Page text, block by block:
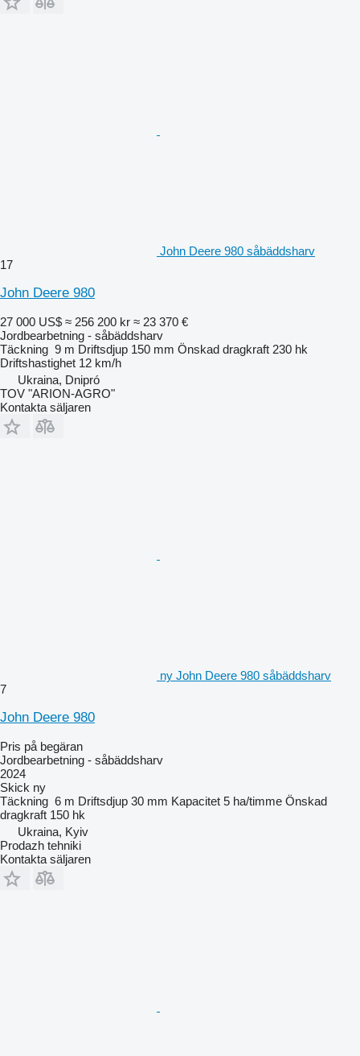
John Deere 980 såbäddsharv
17
John Deere 980
27 000 US$ ≈ 256 200 kr ≈ 23 370 €
Jordbearbetning - såbäddsharv
Täckning 9 m Driftsdjup 150 mm Önskad dragkraft 230 hk
Driftshastighet 12 km/h
Ukraina, Dnipró
TOV "ARION-AGRO"
Kontakta säljaren
ny John Deere 980 såbäddsharv
7
John Deere 980
Pris på begäran
Jordbearbetning - såbäddsharv
2024
Skick ny
Täckning 6 m Driftsdjup 30 mm Kapacitet 5 ha/timme Önskad
dragkraft 150 hk
Ukraina, Kyiv
Prodazh tehniki
Kontakta säljaren